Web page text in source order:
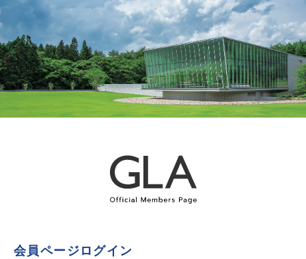
会員ページログイン